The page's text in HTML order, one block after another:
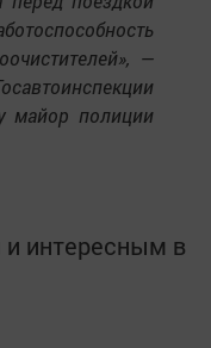
—
майор полиции
интересным в